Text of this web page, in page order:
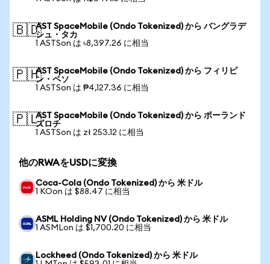
🇧🇩AST SpaceMobile (Ondo Tokenized) から バングラデ
シュ・タカ
1 ASTSon は ৳8,397.26 に相当
🇵🇭AST SpaceMobile (Ondo Tokenized) から フィリピ
ン・ペソ
1 ASTSon は ₱4,127.36 に相当
🇵🇱AST SpaceMobile (Ondo Tokenized) から ポーランド
ズロチ
1 ASTSon は zł 253.12 に相当
他のRWAをUSDに変換
Coca-Cola (Ondo Tokenized) から 米ドル
1 KOon は $88.47 に相当
ASML Holding NV (Ondo Tokenized) から 米ドル
1 ASMLon は $1,700.20 に相当
Lockheed (Ondo Tokenized) から 米ドル